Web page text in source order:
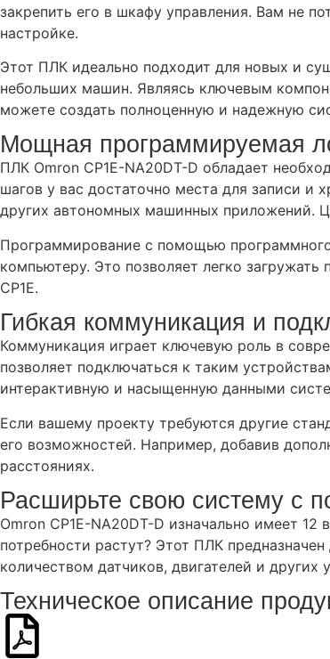
закрепить его в шкафу управления. Вам не
настройке.
Этот ПЛК идеально подходит для новых и
небольших машин. Являясь ключевым
можете создать полноценную и надежную
Мощная программируемая
ПЛК Omron CP1E-NA20DT-D обладает
шагов у вас достаточно места для записи и
других автономных машинных приложений.
Программирование с помощью программного
компьютеру. Это позволяет легко
CP1E.
Гибкая коммуникация и
Коммуникация играет ключевую роль в
позволяет подключаться к таким
интерактивную и насыщенную данными
Если вашему проекту требуются другие
его возможностей. Например, добавив
расстояниях.
Расширьте свою систему с
Omron CP1E-NA20DT-D изначально имеет
потребности растут? Этот ПЛК
количеством датчиков, двигателей и
Техническое описание